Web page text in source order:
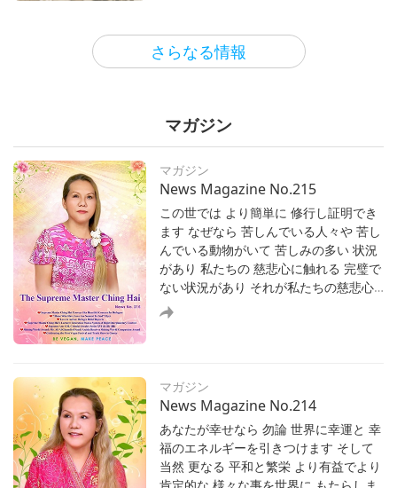
さらなる情報
霊性
Secrets to Effortless Spiritual
霊性
I Have Come to Take You Home
I Have Come to Take You Home
Coloring Our Lives
Coloring Our Lives
霊性
マガジン
マガジン
News Magazine No.215
この世では より簡単に 修行し証明でき
ます なぜなら 苦しんでいる人々や 苦し
んでいる動物がいて 苦しみの多い 状況
があり 私たちの 慈悲心に触れる 完璧で
ない状況があり それが私たちの慈悲心
を 目覚めさせます そうすれば 私たちは
と言うのです
マガジン
News Magazine No.214
あなたが幸せなら 勿論 世界に幸運と 幸
福のエネルギーを引きつけます そして
当然 更なる 平和と繁栄 より有益でより